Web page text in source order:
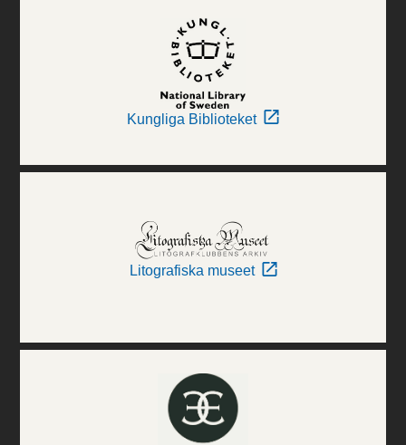
Kungliga Biblioteket
Litografiska museet